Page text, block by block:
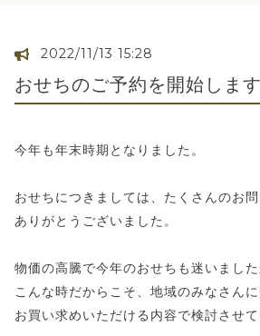
2022/11/13 15:28
おせちのご予約を開始します
今年も年末時期となりました。
おせちにつきましては、たくさんのお
ありがとうございました。
物価の高騰で今年のおせちも迷いまし
こんな時だからこそ、地域のみなさん
お買い求めいただける内容で検討させて